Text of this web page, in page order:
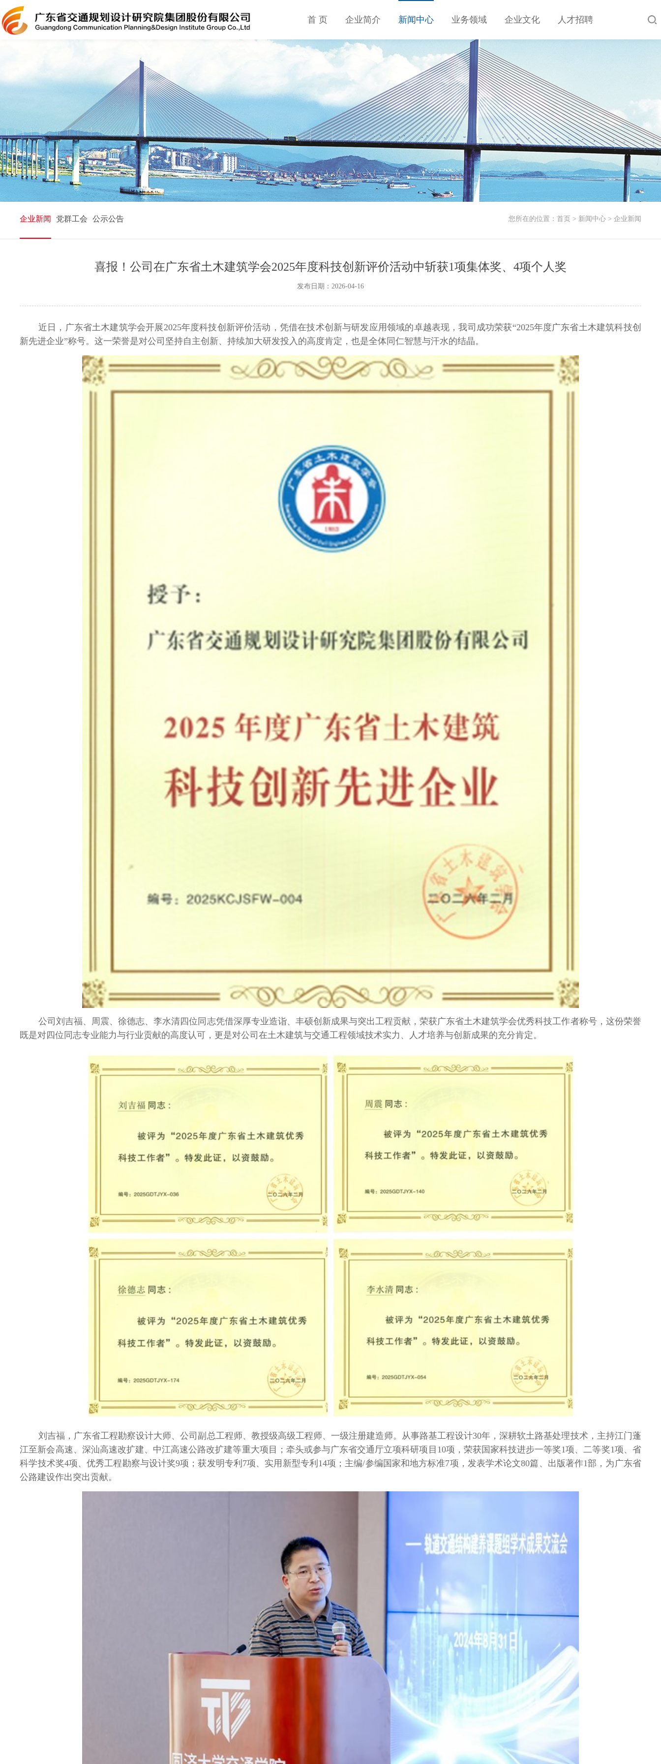
首 页 企业简介 新闻中心 业务领域 企业文化 人才招聘
您所在的位置： 首页 > 新闻中心> 企业新闻
企业新闻 党群工会 公示公告
喜报！公司在广东省土木建筑学会2025年度科技创新评价活动中斩获1项集体奖、4项个人奖
发布日期：2026-04-16
近日，广东省土木建筑学会开展2025年度科技创新评价活动，凭借在技术创新与研发应用领域的卓越表现，我司成功荣获“2025年度广东省土木建筑科技创
新先进企业”称号。这一荣誉是对公司坚持自主创新、持续加大研发投入的高度肯定，也是全体同仁智慧与汗水的结晶。
公司刘吉福、周震、徐德志、李水清四位同志凭借深厚专业造诣、丰硕创新成果与突出工程贡献，荣获广东省土木建筑学会优秀科技工作者称号，这份荣誉
既是对四位同志专业能力与行业贡献的高度认可，更是对公司在土木建筑与交通工程领域技术实力、人才培养与创新成果的充分肯定。
刘吉福，广东省工程勘察设计大师、公司副总工程师、教授级高级工程师、一级注册建造师。从事路基工程设计30年，深耕软土路基处理技术，主持江门蓬
江至新会高速、深汕高速改扩建、中江高速公路改扩建等重大项目；牵头或参与广东省交通厅立项科研项目 10项，荣获国家科技进步一等奖1项、二等奖1项、省
科学技术奖4项、优秀工程勘察与设计奖9项；获发明专利 7项、实用新型专利 14项；主编/参编国家和地方标准7项，发表学术论文80篇、出版著作1部，为广东省
公路建设作出突出贡献。